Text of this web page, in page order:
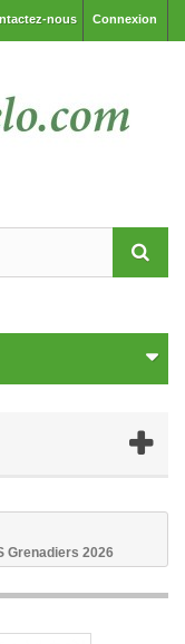
Connexion
nous
Grenadiers 2026